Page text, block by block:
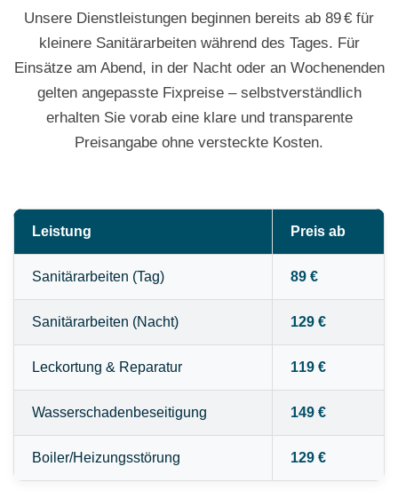
Unsere Dienstleistungen beginnen bereits ab 89 € für
kleinere Sanitärarbeiten während des Tages. Für
Einsätze am Abend, in der Nacht oder an Wochenenden
gelten angepasste Fixpreise – selbstverständlich
erhalten Sie vorab eine klare und transparente
Preisangabe ohne versteckte Kosten.
Leistung Preis ab
Sanitärarbeiten (Tag) 89 €
Sanitärarbeiten (Nacht) 129 €
Leckortung & Reparatur 119 €
Wasserschadenbeseitigung 149 €
Boiler/Heizungsstörung 129 €